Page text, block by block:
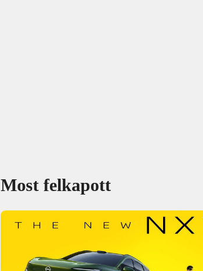
Most felkapott